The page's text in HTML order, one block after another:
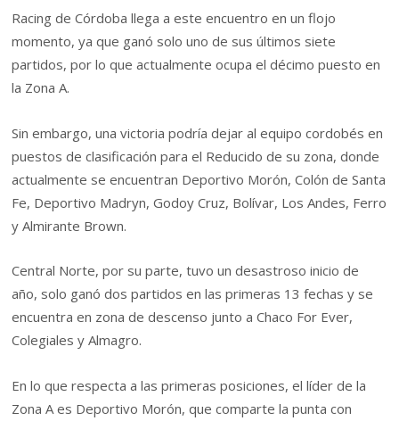
Racing de Córdoba llega a este encuentro en un flojo
momento, ya que ganó solo uno de sus últimos siete
partidos, por lo que actualmente ocupa el décimo puesto en
la Zona A.
Sin embargo, una victoria podría dejar al equipo cordobés en
puestos de clasificación para el Reducido de su zona, donde
actualmente se encuentran Deportivo Morón, Colón de Santa
Fe, Deportivo Madryn, Godoy Cruz, Bolívar, Los Andes, Ferro
y Almirante Brown.
Central Norte, por su parte, tuvo un desastroso inicio de
año, solo ganó dos partidos en las primeras 13 fechas y se
encuentra en zona de descenso junto a Chaco For Ever,
Colegiales y Almagro.
En lo que respecta a las primeras posiciones, el líder de la
Zona A es Deportivo Morón, que comparte la punta con